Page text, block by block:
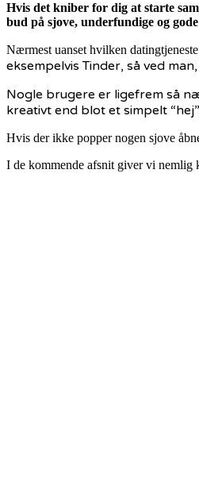
Hvis det kniber for dig at starte
bud på sjove, underfundige og
Nærmest uanset hvilken
eksempelvis Tinder, så ved
Nogle brugere er ligefrem så
kreativt end blot et simpelt
Hvis der ikke popper nogen sjove
I de kommende afsnit giver vi nemlig